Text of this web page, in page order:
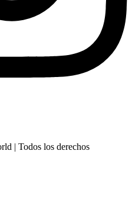
| Todos los derechos